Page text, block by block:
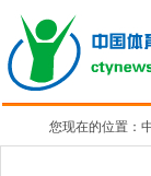
您现在的位置：